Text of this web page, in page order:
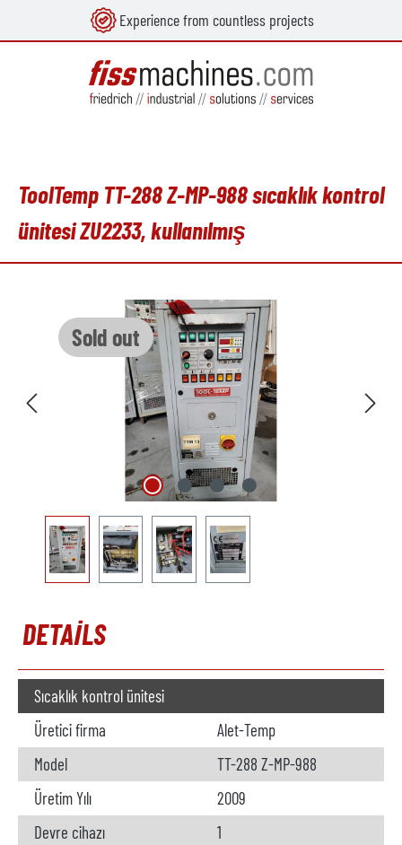
Experience from countless projects
ToolTemp TT-288 Z-MP-988 sıcaklık kontrol
ünitesi ZU2233, kullanılmış
Sold out
DETAILS
Sıcaklık kontrol ünitesi
Üretici firma
Alet-Temp
Model
TT-288 Z-MP-988
Üretim Yılı
2009
Devre cihazı
1